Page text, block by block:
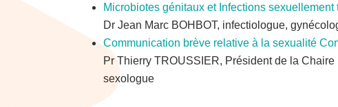
Microbiotes génitaux et Infections sexuellement
Dr Jean Marc BOHBOT, infectiologue,
Communication brève relative à la sexualité
Pr Thierry TROUSSIER, Président de la
sexologue